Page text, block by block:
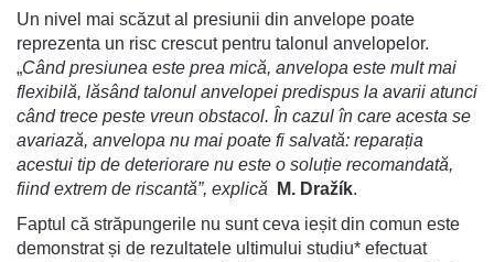
Un nivel mai scăzut al presiunii din anvelope poate
reprezenta un risc crescut pentru talonul anvelopelor.
„Când presiunea este prea mică, anvelopa este mult mai
flexibilă, lăsând talonul anvelopei predispus la avarii atunci
când trece peste vreun obstacol. În cazul în care acesta se
avariază, anvelopa nu mai poate fi salvată: reparația
acestui tip de deteriorare nu este o soluție recomandată,
fiind extrem de riscantă”, explică
M. Dražík.
Faptul că străpungerile nu sunt ceva ieșit din comun este
demonstrat și de rezultatele ultimului studiu* efectuat